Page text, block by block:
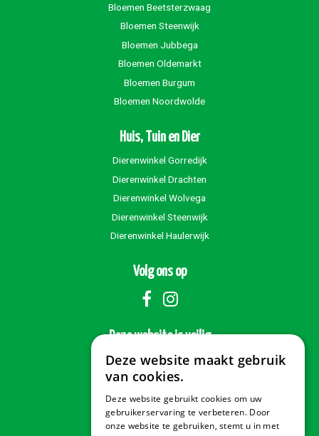
Bloemen Beetsterzwaag
Bloemen Steenwijk
Bloemen Jubbega
Bloemen Oldemarkt
Bloemen Burgum
Bloemen Noordwolde
Huis, Tuin en Dier
Dierenwinkel Gorredijk
Dierenwinkel Drachten
Dierenwinkel Wolvega
Dierenwinkel Steenwijk
Dierenwinkel Haulerwijk
Volg ons op
Deze website is veilig
Veilig betalen
Deze website maakt gebruik
van cookies.
Deze website gebruikt cookies om uw
gebruikerservaring te verbeteren. Door
onze website te gebruiken, stemt u in met